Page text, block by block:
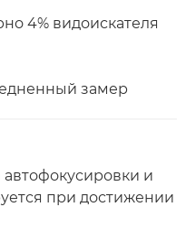
4% видоискателя
замер
и
при достижении